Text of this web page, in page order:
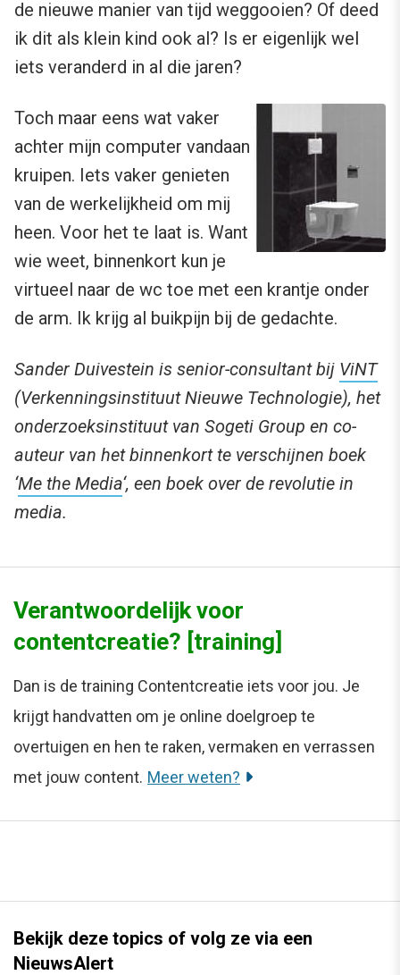
de nieuwe manier van tijd weggooien? Of deed
ik dit als klein kind ook al? Is er eigenlijk wel
iets veranderd in al die jaren?
Toch maar eens wat vaker
achter mijn computer vandaan
kruipen. Iets vaker genieten
van de werkelijkheid om mij
heen. Voor het te laat is. Want
wie weet, binnenkort kun je
virtueel naar de wc toe met een krantje onder
de arm. Ik krijg al buikpijn bij de gedachte.
Sander Duivestein is senior-consultant bij ViNT
(Verkenningsinstituut Nieuwe Technologie), het
onderzoeksinstituut van Sogeti Group en co-
auteur van het binnenkort te verschijnen boek
‘Me the Media‘, een boek over de revolutie in
media.
Verantwoordelijk voor
contentcreatie? [training]
Dan is de training Contentcreatie iets voor jou. Je
krijgt handvatten om je online doelgroep te
overtuigen en hen te raken, vermaken en verrassen
met jouw content. Meer weten?
Bekijk deze topics of volg ze via een
NieuwsAlert